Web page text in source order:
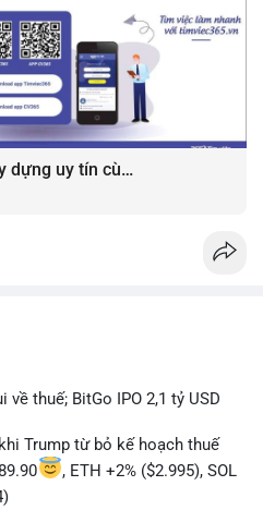
Giải pháp tìm việc làm xây dựng uy tín cùng mức lương thưởng hấp dẫn ?️
thuế; BitGo IPO 2,1 tỷ USD
Trump từ bỏ kế hoạch thuế
, ETH +2% ($2.995), SOL